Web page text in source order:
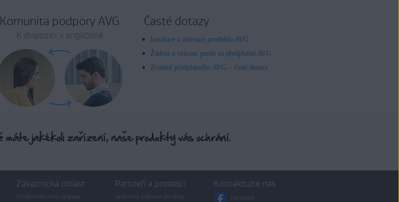
Komunita podpory AVG
K dispozici v angličtině
Časté dotazy
Instalace a aktivace produktu AVG
Žádost o vrácení peněz za předplatné AVG
Zrušení předplatného AVG – časté dotazy
Zákaznická oblast Partneři a prodejci Kontaktujte nás